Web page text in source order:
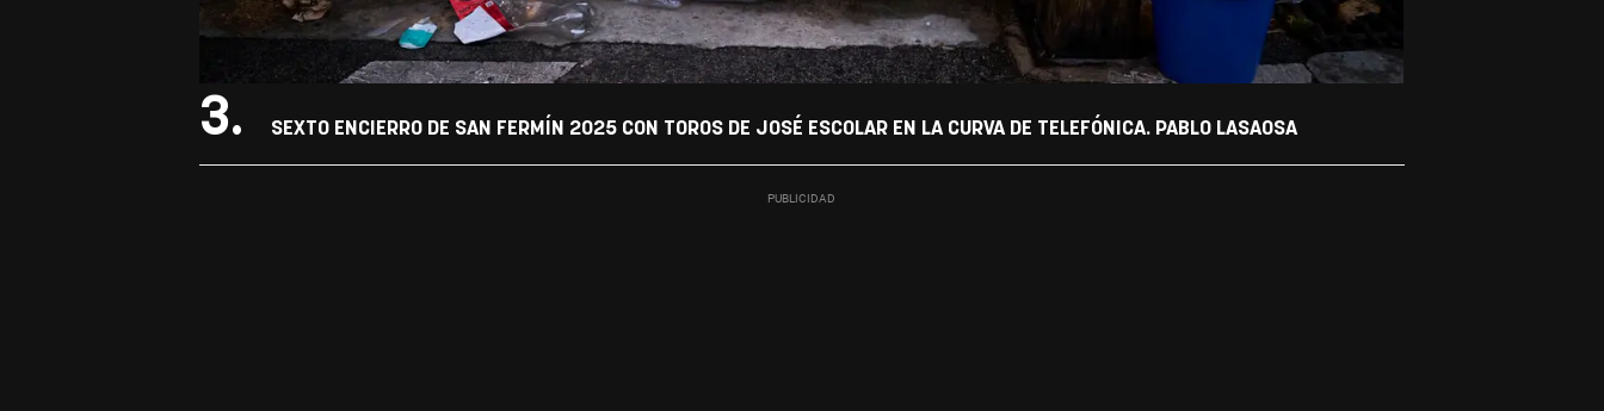
3. SEXTO ENCIERRO DE SAN FERMÍN 2025 CON TOROS DE JOSÉ ESCOLAR EN LA CURVA DE TELEFÓNICA. PABLO LASAOSA